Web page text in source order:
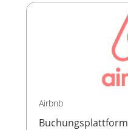
Airbnb
Buchungsplattform